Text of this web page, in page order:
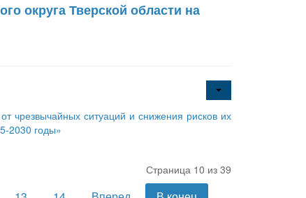
округа Тверской области на
чрезвычайных ситуаций и снижения рисков их
2030 годы»
Страница 10 из 39